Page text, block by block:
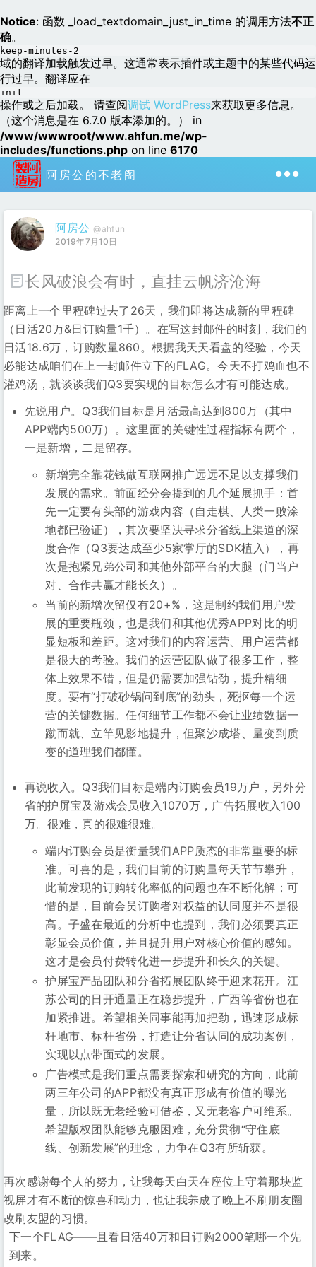
Notice: 函数 _load_textdomain_just_in_time 的调用方法不正
确。
keep-minutes-2
域的翻译加载触发过早。这通常表示插件或主题中的某些代码运
行过早。翻译应在
init
操作或之后加载。 请查阅调试 WordPress来获取更多信息。
（这个消息是在 6.7.0 版本添加的。） in
/www/wwwroot/www.ahfun.me/wp-
includes/functions.php on line 6170
阿房公的不老阁
阿房公 @ahfun
2019年7月10日
长风破浪会有时，直挂云帆济沧海
距离上一个里程碑过去了26天，我们即将达成新的里程碑
（日活20万&日订购量1千）。在写这封邮件的时刻，我们的
日活18.6万，订购数量860。根据我天天看盘的经验，今天
必能达成咱们在上一封邮件立下的FLAG。今天不打鸡血也不
灌鸡汤，就谈谈我们Q3要实现的目标怎么才有可能达成。
先说用户。Q3我们目标是月活最高达到800万（其中
APP端内500万）。这里面的关键性过程指标有两个，
一是新增，二是留存。
新增完全靠花钱做互联网推广远远不足以支撑我们
发展的需求。前面经分会提到的几个延展抓手：首
先一定要有头部的游戏内容（自走棋、人类一败涂
地都已验证），其次要坚决寻求分省线上渠道的深
度合作（Q3要达成至少5家掌厅的SDK植入），再
次是抱紧兄弟公司和其他外部平台的大腿（门当户
对、合作共赢才能长久）。
当前的新增次留仅有20+%，这是制约我们用户发
展的重要瓶颈，也是我们和其他优秀APP对比的明
显短板和差距。这对我们的内容运营、用户运营都
是很大的考验。我们的运营团队做了很多工作，整
体上效果不错，但是仍需要加强钻劲，提升精细
度。要有“打破砂锅问到底”的劲头，死抠每一个运
营的关键数据。任何细节工作都不会让业绩数据一
蹴而就、立竿见影地提升，但聚沙成塔、量变到质
变的道理我们都懂。
再说收入。Q3我们目标是端内订购会员19万户，另外分
省的护屏宝及游戏会员收入1070万，广告拓展收入100
万。很难，真的很难很难。
端内订购会员是衡量我们APP质态的非常重要的标
准。可喜的是，我们目前的订购量每天节节攀升，
此前发现的订购转化率低的问题也在不断化解；可
惜的是，目前会员订购者对权益的认同度并不是很
高。子盛在最近的分析中也提到，我们必须要真正
彰显会员价值，并且提升用户对核心价值的感知。
这才是会员付费转化进一步提升和长久的关键。
护屏宝产品团队和分省拓展团队终于迎来花开。江
苏公司的日开通量正在稳步提升，广西等省份也在
加紧推进。希望相关同事能再加把劲，迅速形成标
杆地市、标杆省份，打造让分省认同的成功案例，
实现以点带面式的发展。
广告模式是我们重点需要探索和研究的方向，此前
两三年公司的APP都没有真正形成有价值的曝光
量，所以既无老经验可借鉴，又无老客户可维系。
希望版权团队能够克服困难，充分贯彻“守住底
线、创新发展”的理念，力争在Q3有所斩获。
再次感谢每个人的努力，让我每天白天在座位上守着那块监
视屏才有不断的惊喜和动力，也让我养成了晚上不刷朋友圈
改刷友盟的习惯。
下一个FLAG——且看日活40万和日订购2000笔哪一个先
到来。